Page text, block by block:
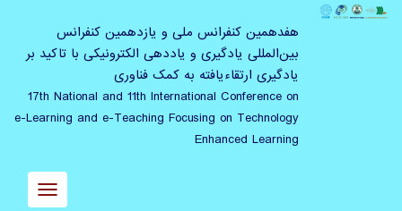
هفدهمین کنفرانس ملی و یازدهمین کنفرانس
بین‌المللی یادگیری و یاددهی الکترونیکی با تاکید بر
یادگیری ارتقاء‌یافته به کمک فناوری
17th National and 11th International Conference on
e-Learning and e-Teaching Focusing on Technology
Enhanced Learning
Toggle